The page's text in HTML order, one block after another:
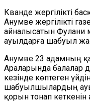
Кванде жергілікті
Анумве жергілікті
айналысатын
ауылдарға шабуыл
Анумве 23 адамның
Араларында балалар
кезінде көптеген
шабуылшылардың
қорын тонап кеткенін